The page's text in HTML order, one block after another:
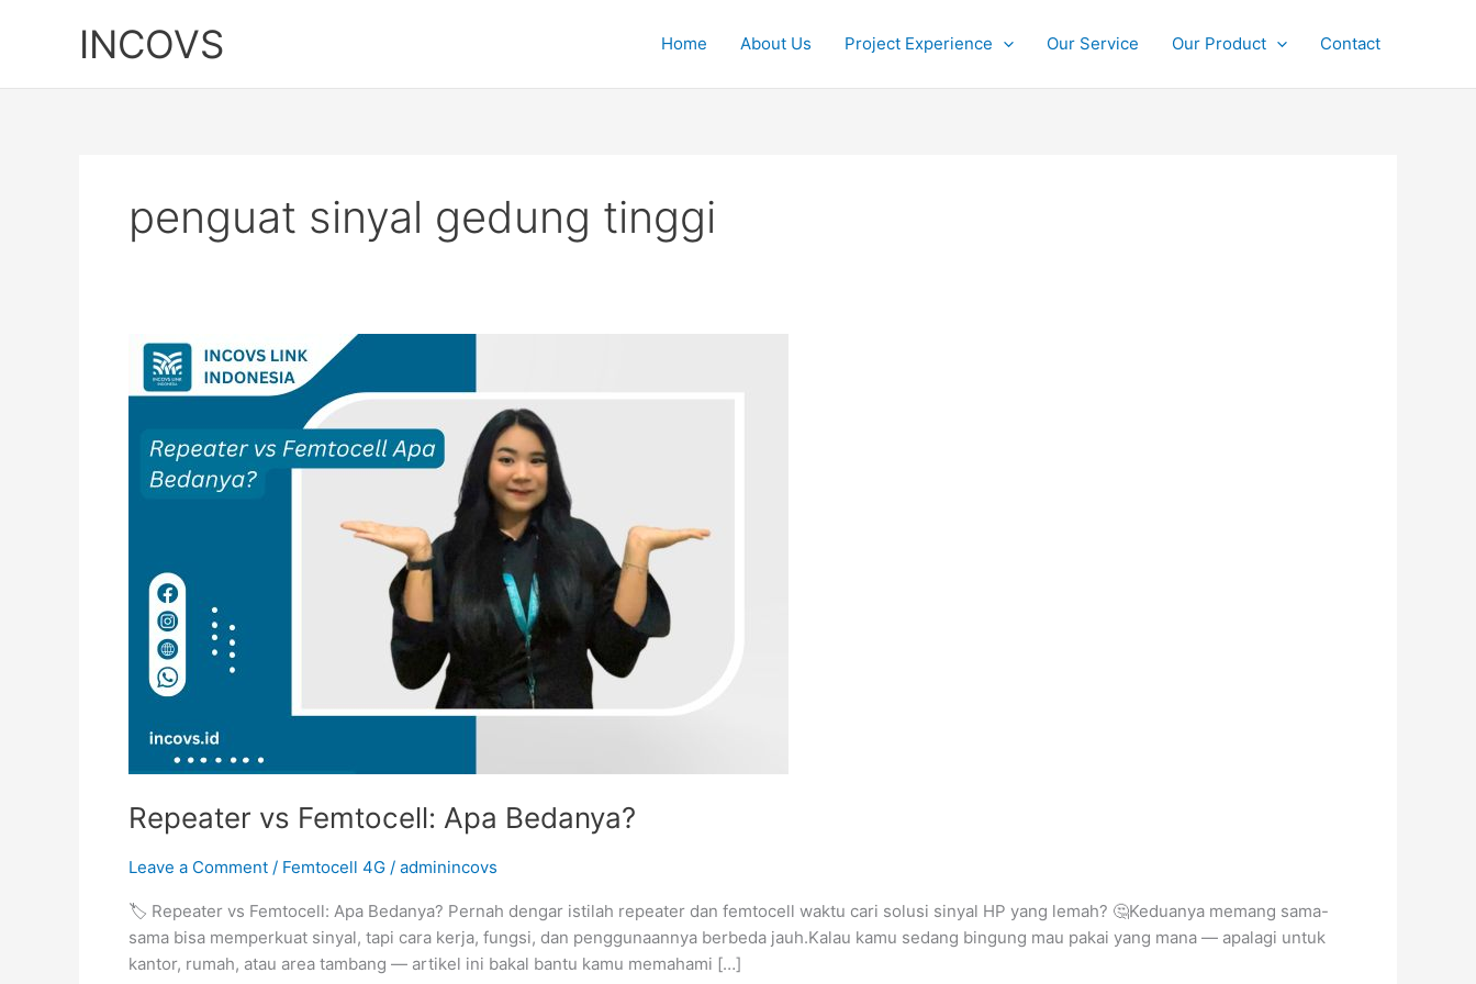
INCOVS Home About Us Project Experience Our Service Our Product Contact
penguat sinyal gedung tinggi
Repeater vs Femtocell: Apa Bedanya?
Leave a Comment / Femtocell 4G / adminincovs
🏷️ Repeater vs Femtocell: Apa Bedanya? Pernah dengar istilah repeater dan femtocell waktu cari solusi sinyal HP yang lemah? 🤔Keduanya memang sama-
sama bisa memperkuat sinyal, tapi cara kerja, fungsi, dan penggunaannya berbeda jauh.Kalau kamu sedang bingung mau pakai yang mana — apalagi untuk
kantor, rumah, atau area tambang — artikel ini bakal bantu kamu memahami […]
Repeater
Femtocell:
Bedanya?